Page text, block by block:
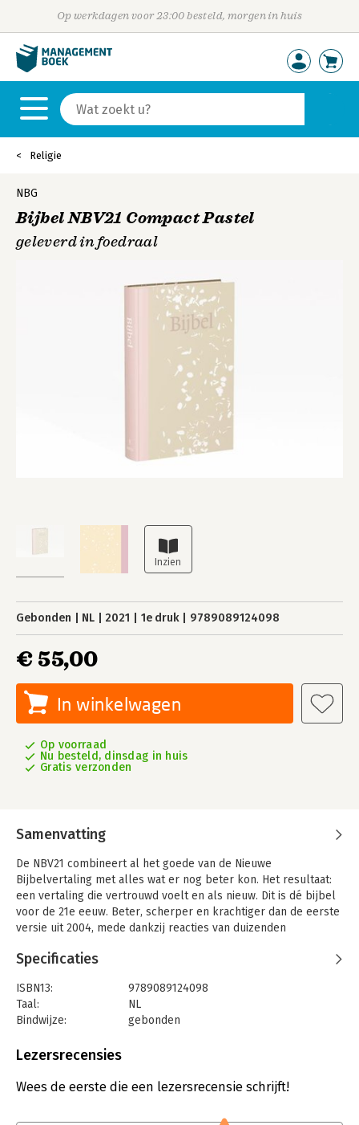
Op werkdagen voor 23:00 besteld, morgen in huis
Religie
NBG
Bijbel NBV21 Compact Pastel
geleverd in foedraal
Gebonden NL 2021 1e druk 9789089124098
€ 55,00
In winkelwagen
Op voorraad
Nu besteld, dinsdag in huis
Gratis verzonden
Samenvatting
De NBV21 combineert al het goede van de Nieuwe
Bijbelvertaling met alles wat er nog beter kon. Het resultaat:
een vertaling die vertrouwd voelt en als nieuw. Dit is dé bijbel
voor de 21e eeuw. Beter, scherper en krachtiger dan de eerste
versie uit 2004, mede dankzij reacties van duizenden
Dit is de compacte editie van de NBV21, voor als je graag een
mm, maakt dat je deze bijbel gemakkelijk meeneemt, naar de
kerk of naar bijbelstudie. Deze pastel-variant heeft een zacht
uiterlijk en geeft een zacht gevoel. De ton-sur-ton opbouw van
met de subtiele schittering van het folie, maakt van deze bijbel
beschermende koker.
Specificaties
ISBN13:
9789089124098
Taal:
NL
Bindwijze:
gebonden
Uitgever:
Verschijningsdatum:
14-10-2021
Lezersrecensies
Wees de eerste die een lezersrecensie schrijft!